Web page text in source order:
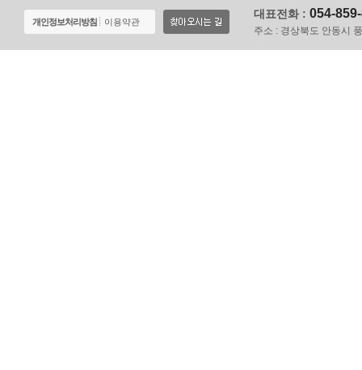
개인정보처리방침 이용약관
대표전화 : 054-
주소 : 경상북도 안동시